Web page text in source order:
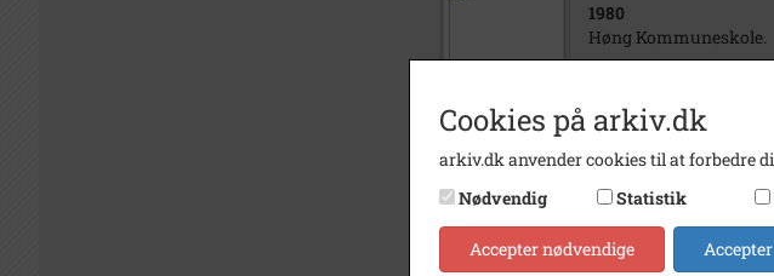
1980
Høng Kommuneskole.
Sæby-Hallenslev
Cookies på arkiv.dk
arkiv.dk anvender cookies til at forbedre
Nødvendig
Statistik
Accepter nødvendige